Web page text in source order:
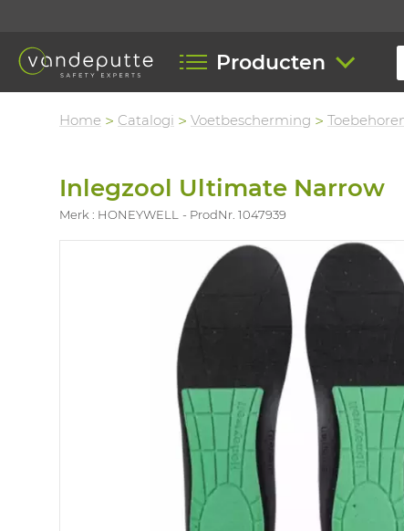
Producten
Home Catalogi Voetbescherming
Inlegzool Ultimate Narrow
Merk : HONEYWELL ProdNr. 1047939